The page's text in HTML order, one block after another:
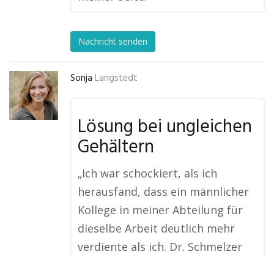
Nachricht senden
Sonja Langstedt
Lösung bei ungleichen
Gehältern
„Ich war schockiert, als ich
herausfand, dass ein männlicher
Kollege in meiner Abteilung für
dieselbe Arbeit deutlich mehr
verdiente als ich. Dr. Schmelzer